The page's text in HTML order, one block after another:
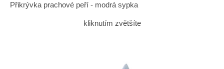
Přikrývka prachové peří - modrá sypka
kliknutím zvětšíte